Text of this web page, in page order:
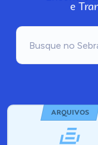
e
ARQUIVOS